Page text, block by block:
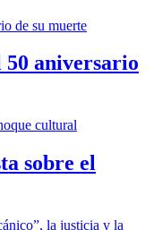
50 aniversario
sobre el